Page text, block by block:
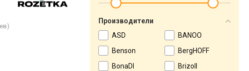
Производители
ASD
BANOO
Benson
BergHOFF
BonaDI
Brizoll